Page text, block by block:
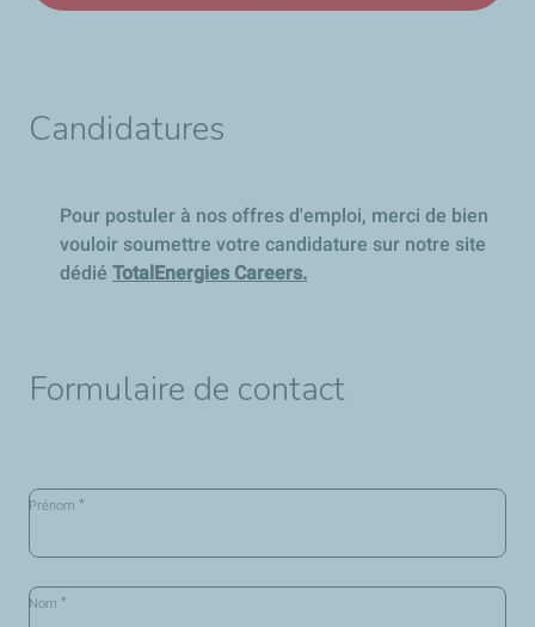
Candidatures
Pour postuler à nos offres d'emploi, merci de bien
vouloir soumettre votre candidature sur notre site
dédié TotalEnergies Careers.
Formulaire de contact
Prénom *
Nom *